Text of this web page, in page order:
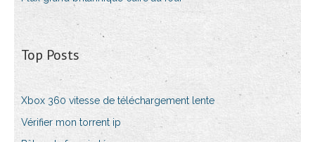
Top Posts
Xbox 360 vitesse de téléchargement lente
Vérifier mon torrent ip